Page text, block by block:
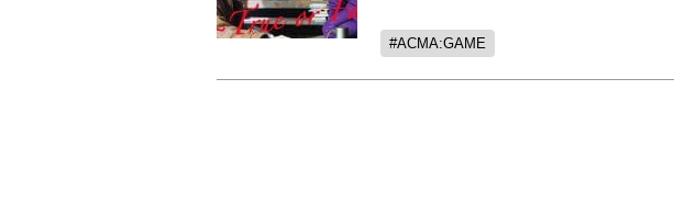
ACMA:GAME